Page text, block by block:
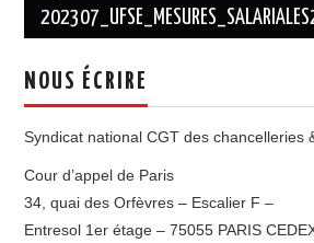
des
NOUS ÉCRIRE
Syndicat national CGT des chancelleries
Cour d’appel de Paris
34, quai des Orfèvres – Escalier F –
Entresol 1er étage – 75055 PARIS